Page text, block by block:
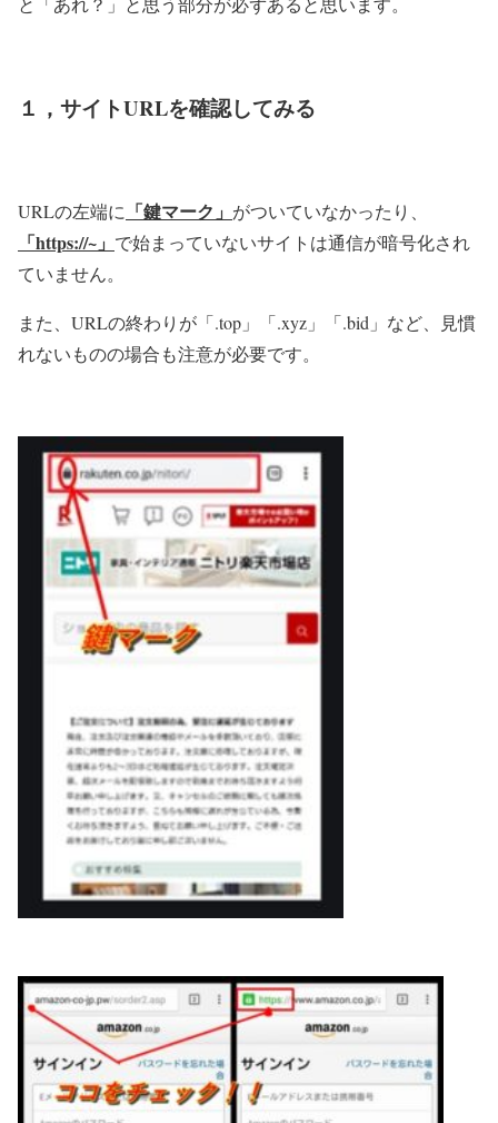
１，サイトURLを確認してみる
URLの左端に 「鍵マーク」 がついていなかったり、
「https://~」 で始まっていないサイトは通信が暗号化され
ていません。
また、URLの終わりが「.top」「.xyz」「.bid」など、見慣
れないものの場合も注意が必要です。